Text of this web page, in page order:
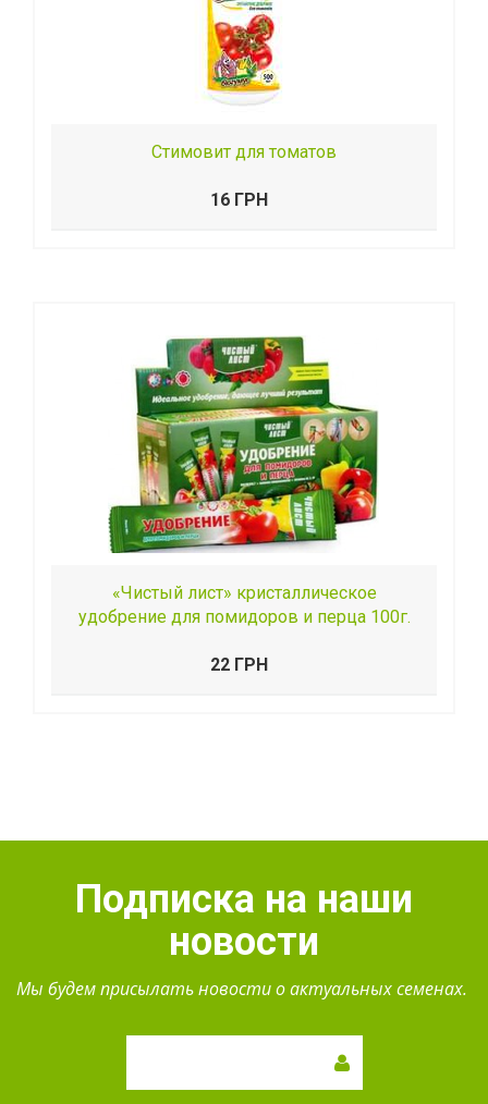
Стимовит для томатов
16 ГРН
«Чистый лист» кристаллическое
удобрение для помидоров и перца 100г.
22 ГРН
Подписка на наши
новости
Мы будем присылать новости о актуальных семенах.